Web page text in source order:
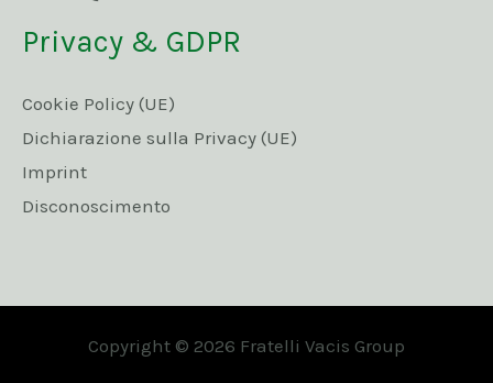
Privacy & GDPR
Cookie Policy (UE)
Dichiarazione sulla Privacy (UE)
Imprint
Disconoscimento
Copyright © 2026 Fratelli Vacis Group